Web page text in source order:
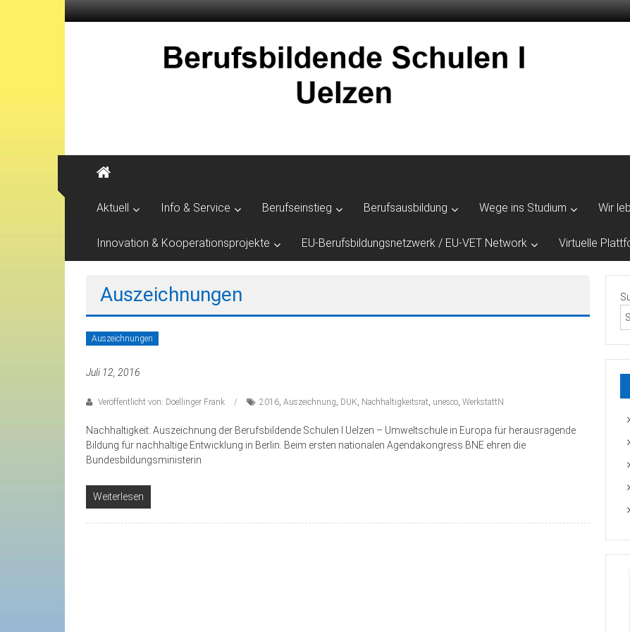
Aktuell Info & Service Berufseinstieg Berufsausbildung Wege ins Studium Wir
Innovation & Kooperationsprojekte EU-Berufsbildungsnetzwerk / EU-VET Network Virtuelle
Auszeichnungen
Auszeichnungen
Juli 12, 2016
Veröffentlicht von: Doellinger Frank 2016, Auszeichnung, DUK, Nachhaltigkeitsrat, unesco, WerkstattN
Nachhaltigkeit: Auszeichnung der Berufsbildende Schulen I Uelzen – Umweltschule in Europa für herausragende
Bildung für nachhaltige Entwicklung in Berlin. Beim ersten nationalen Agendakongress BNE ehren die
Bundesbildungsministerin
Weiterlesen